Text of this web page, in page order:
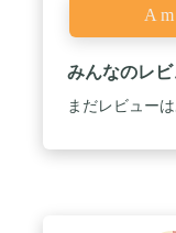
みんなのレ
まだレビュー